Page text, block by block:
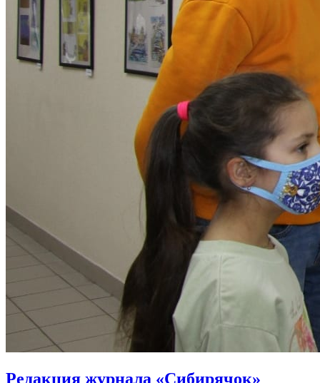
Редакция журнала «Сибирячок»